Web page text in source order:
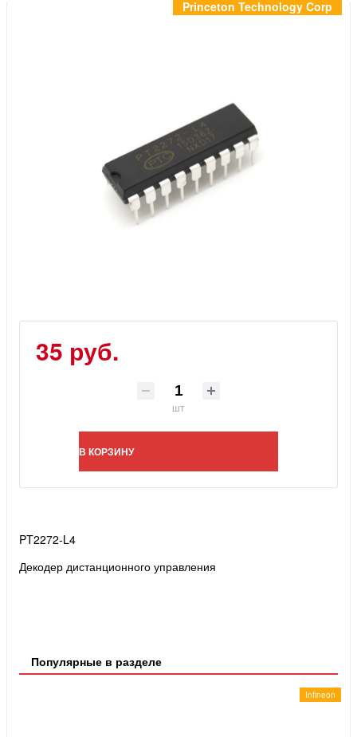
ИнструментыPrinceton Technology Corp
35 руб.
шт
В КОРЗИНУ
PT2272-L4
Декодер дистанционного управления
Популярные в разделе
Infineon